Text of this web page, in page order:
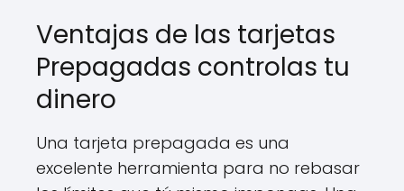
Ventajas de las tarjetas
Prepagadas controlas tu
dinero
Una tarjeta prepagada es una
excelente herramienta para no rebasar